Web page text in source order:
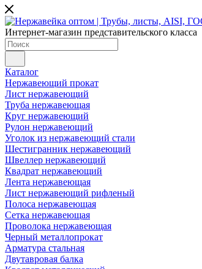
Интернет-магазин представительского класса
Каталог
Нержавеющий прокат
Лист нержавеющий
Труба нержавеющая
Круг нержавеющий
Рулон нержавеющий
Уголок из нержавеющий стали
Шестигранник нержавеющий
Швеллер нержавеющий
Квадрат нержавеющий
Лента нержавеющая
Лист нержавеющий рифленый
Полоса нержавеющая
Сетка нержавеющая
Проволока нержавеющая
Черный металлопрокат
Арматура стальная
Двутавровая балка